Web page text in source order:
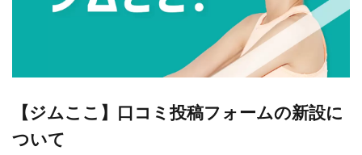
【ジムここ】口コミ投稿フォームの新設に
ついて